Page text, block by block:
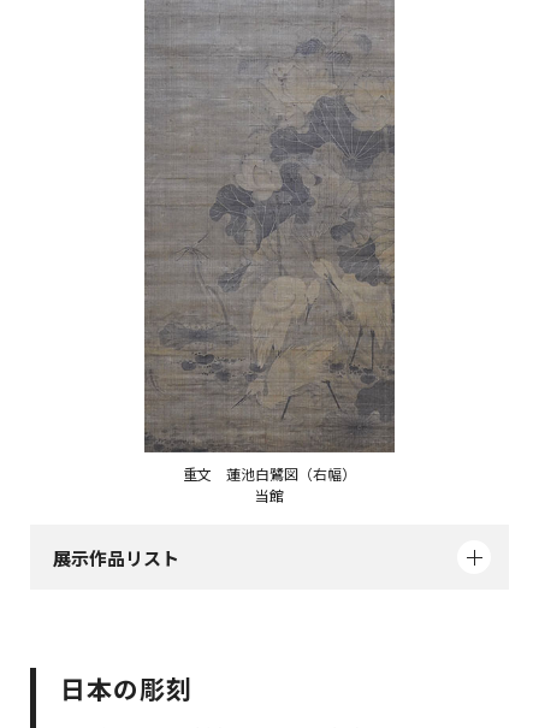
重文 蓮池白鷺図（右幅）
当館
展示作品リスト
日本の彫刻